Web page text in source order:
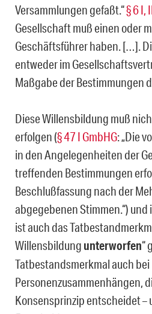
Versammlungen gefaßt.“§ 6 I,
Gesellschaft muß einen oder
Geschäftsführer haben. […].
entweder im
Maßgabe der Bestimmungen
Diese Willensbildung muß
erfolgen (§ 47 I GmbHG: „Die
in den Angelegenheiten der
treffenden Bestimmungen
Beschlußfassung nach der
abgegebenen Stimmen.“)
ist auch das
Willensbildung unterworfen“
Tatbestandsmerkmal auch bei
Personenzusammenhängen,
Konsensprinzip entscheidet –